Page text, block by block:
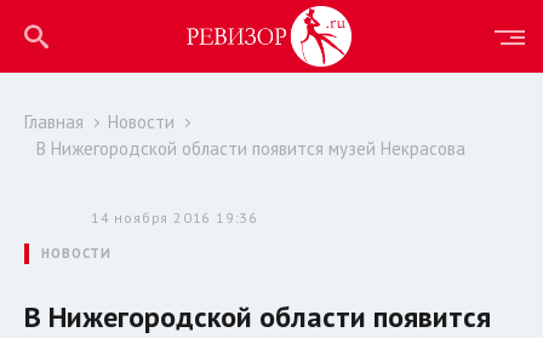
Главная
Новости
В Нижегородской области появится музей Некрасова
14 ноября 2016 19:36
НОВОСТИ
В Нижегородской области появится